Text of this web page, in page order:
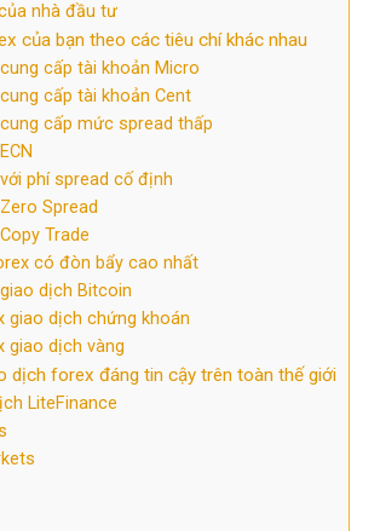
nhà đầu tư
của bạn theo các tiêu chí khác nhau
cấp tài khoản Micro
cấp tài khoản Cent
cấp mức spread thấp
phí spread cố định
Spread
Trade
có đòn bẩy cao nhất
dịch Bitcoin
giao dịch chứng khoán
giao dịch vàng
dịch forex đáng tin cậy trên toàn thế giới
LiteFinance